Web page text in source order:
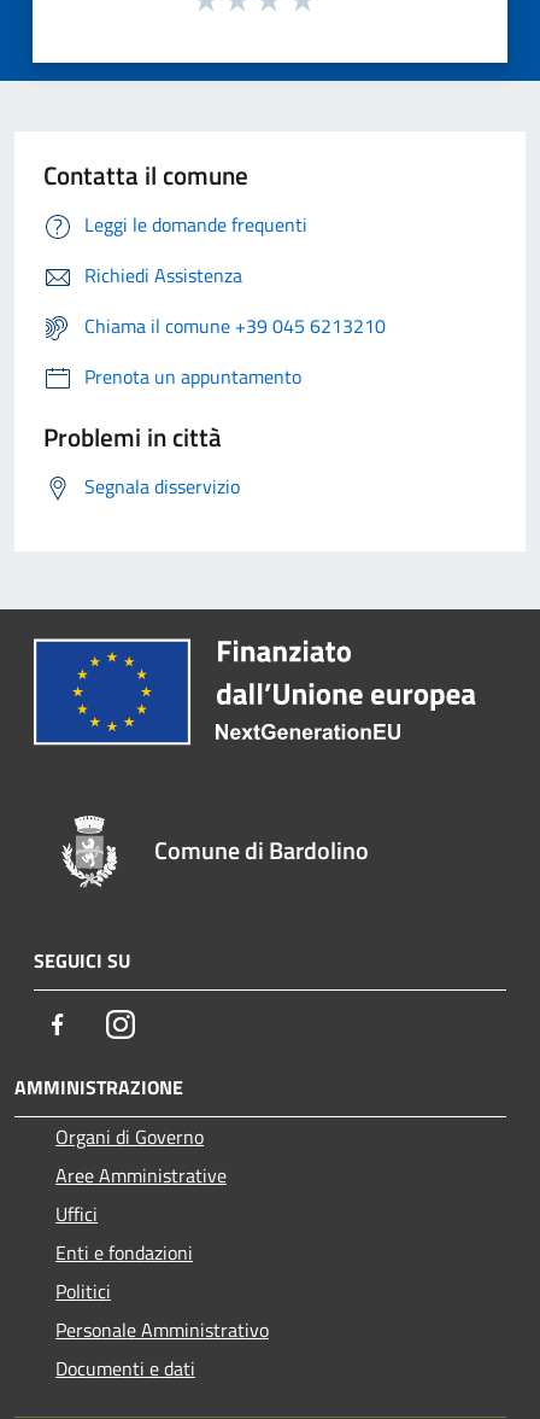
Contatta il comune
Leggi le domande frequenti
Richiedi Assistenza
Chiama il comune +39 045 6213210
Prenota un appuntamento
Problemi in città
Segnala disservizio
Comune di Bardolino
SEGUICI SU
FacebookInstagram
AMMINISTRAZIONE
Organi di Governo
Aree Amministrative
Uffici
Enti e fondazioni
Politici
Personale Amministrativo
Documenti e dati